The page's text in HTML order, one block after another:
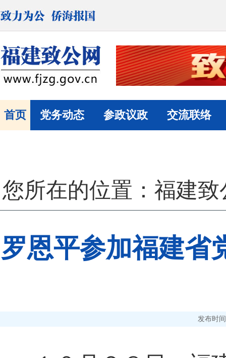
首页 党务动态 参政议政 交流联络
您所在的位置： 福建致
罗恩平参加福建省
发布时